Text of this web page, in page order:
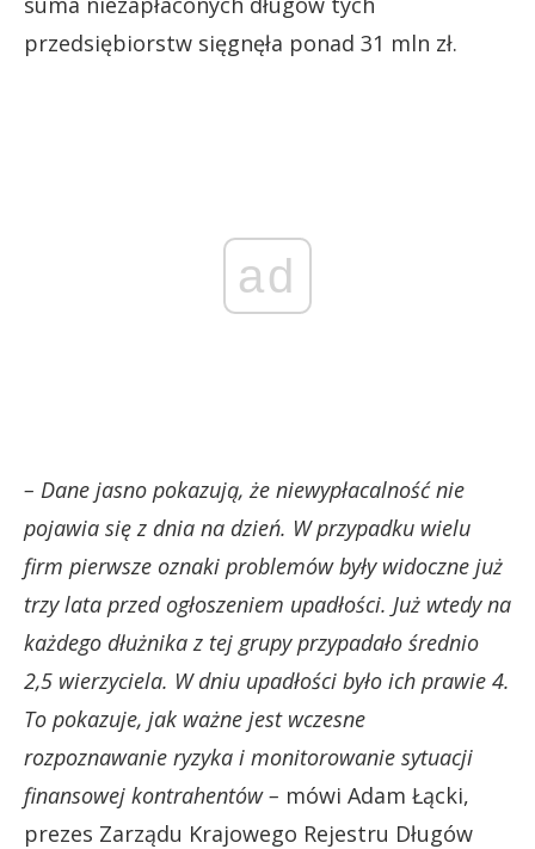
przedsiębiorstw sięgnęła ponad 31 mln zł.
ad
– Dane jasno pokazują, że niewypłacalność nie
pojawia się z dnia na dzień. W przypadku wielu
firm pierwsze oznaki problemów były widoczne już
trzy lata przed ogłoszeniem upadłości. Już wtedy na
każdego dłużnika z tej grupy przypadało średnio
2,5 wierzyciela. W dniu upadłości było ich prawie 4.
To pokazuje, jak ważne jest wczesne
rozpoznawanie ryzyka i monitorowanie sytuacji
finansowej kontrahentów – mówi Adam Łącki,
prezes Zarządu Krajowego Rejestru Długów